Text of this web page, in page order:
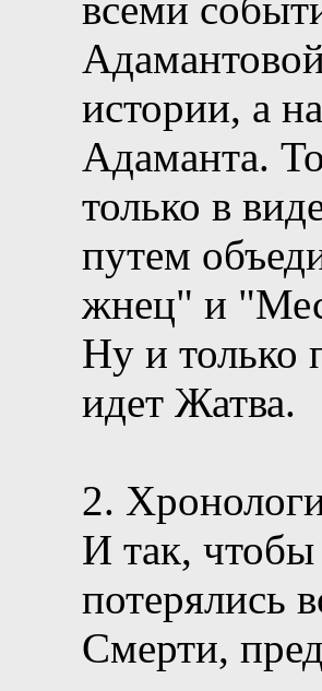
истории, а
Адаманта.
только в
путем
жнец" и
Ну и только
идет Жатва.
2.
И так, чтобы
потерялись
Смерти,